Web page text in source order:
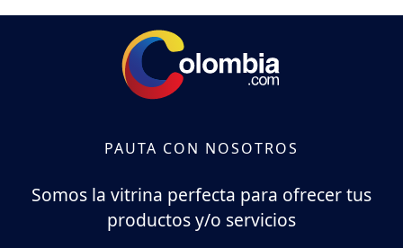
PAUTA CON NOSOTROS
Somos la vitrina perfecta para ofrecer tus
productos y/o servicios